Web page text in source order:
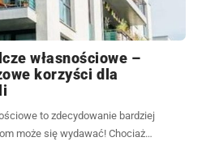
własnościowe –
korzyści dla
to zdecydowanie bardziej
może się wydawać! Chociaż…